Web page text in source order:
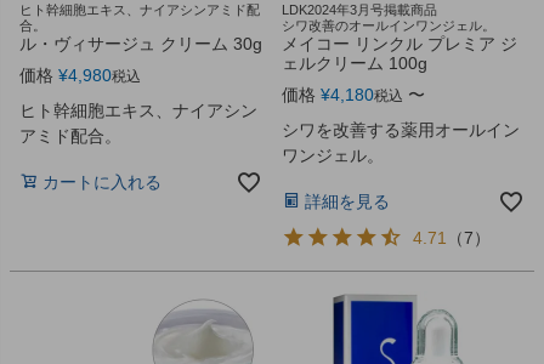
ヒト幹細胞エキス、ナイアシンアミド配
合。
ル・ヴィサージュ クリーム 30g
価格 ¥4,980税込
ヒト幹細胞エキス、ナイアシン
アミド配合。
カートに入れる
LDK2024年3月号掲載商品
シワ改善のオールインワンジェル。
メイコー リンクル プレミア ジ
ェルクリーム 100g
価格 ¥4,180税込 〜
シワを改善する薬用オールイン
ワンジェル。
詳細を見る
4.71
（7）